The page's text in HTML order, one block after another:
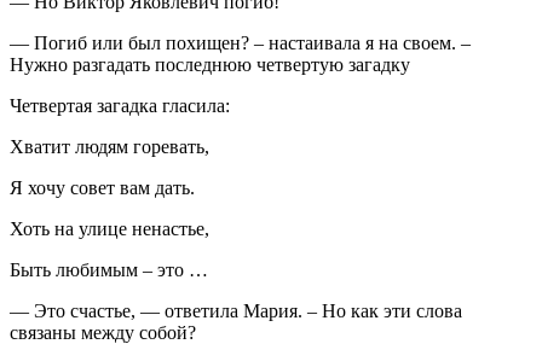
— Погиб или был похищен? – настаивала я на своем. –
Нужно разгадать последнюю четвертую загадку
Четвертая загадка гласила:
Хватит людям горевать,
Я хочу совет вам дать.
Хоть на улице ненастье,
Быть любимым – это …
— Это счастье, — ответила Мария. – Но как эти слова
связаны между собой?